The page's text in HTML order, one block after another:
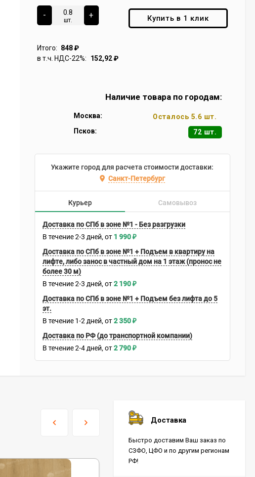
-
шт.
+
Итого: 848₽
в т.ч. НДС-22%:
152,92₽
Купить в 1 клик
Наличие товара по городам:
Москва:
Осталось 5.6 шт.
Псков:
72 шт.
Укажите город для расчета стоимости доставки:
Санкт-Петербург
Курьер Самовывоз
Доставка по СПб в зоне №1 - Без разгрузки
В течение 2-3 дней 1 990₽
Доставка по СПб в зоне №1 + Подъем в квартиру на
лифте, либо занос в частный дом на 1 этаж (пронос не
более 30 м)
В течение 2-3 дней 2 190₽
Доставка по СПб в зоне №1 + Подъем без лифта до 5
эт.
В течение 1-2 дней 2 350₽
Доставка по РФ (до транспортной компании)
В течение 2-4 дней 2 790₽
Доставка
Быстро доставим Ваш заказ по
СЗФО, ЦФО и по другим регионам
РФ!